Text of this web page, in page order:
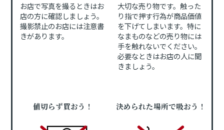
お店で写真を撮るときはお
店の方に確認しましょう。
撮影禁止のお店には注意書
きがあります。
大切な売り物です。触った
り指で押す行為が商品価値
を下げてしまいます。特に
なまものなどの売り物には
手を触れないでください。
必要なときはお店の人に聞
きましょう。
値切らず買おう！ 決められた場所で吸おう！